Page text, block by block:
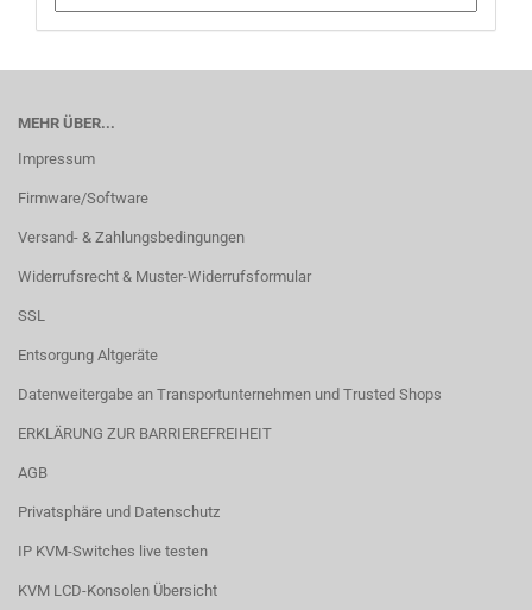
MEHR ÜBER...
Impressum
Firmware/Software
Versand- & Zahlungsbedingungen
Widerrufsrecht & Muster-Widerrufsformular
SSL
Entsorgung Altgeräte
Datenweitergabe an Transportunternehmen und Trusted Shops
ERKLÄRUNG ZUR BARRIEREFREIHEIT
AGB
Privatsphäre und Datenschutz
IP KVM-Switches live testen
KVM LCD-Konsolen Übersicht